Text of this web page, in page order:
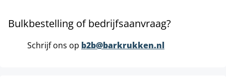
Bulkbestelling of bedrijfsaanvraag?
Schrijf ons op b2b@barkrukken.nl